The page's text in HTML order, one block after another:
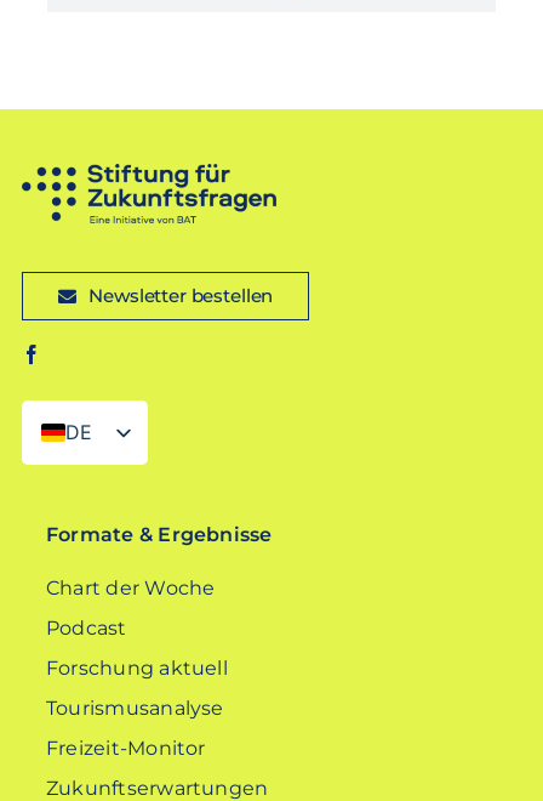
Newsletter bestellen
DE
EN
Formate & Ergebnisse
Chart der Woche
Podcast
Forschung aktuell
Tourismusanalyse
Freizeit-Monitor
Zukunftserwartungen